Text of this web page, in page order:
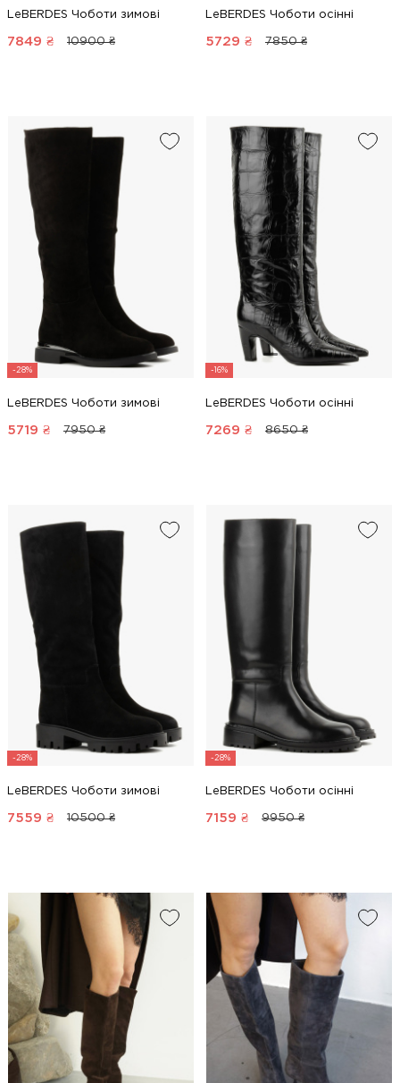
LeBERDES Чоботи зимові
7849 ₴ 10900 ₴
LeBERDES Чоботи осінні
5729 ₴ 7850 ₴
-28%
LeBERDES Чоботи зимові
5719 ₴ 7950 ₴
-16%
LeBERDES Чоботи осінні
7269 ₴ 8650 ₴
-28%
LeBERDES Чоботи зимові
7559 ₴ 10500 ₴
-28%
LeBERDES Чоботи осінні
7159 ₴ 9950 ₴